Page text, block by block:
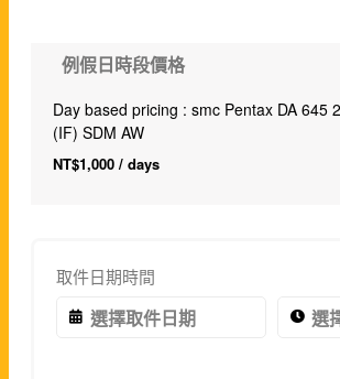
例假日時段價格
Day based pricing : smc Pentax DA 645
(IF) SDM AW
NT$1,000 / days
取件日期時間